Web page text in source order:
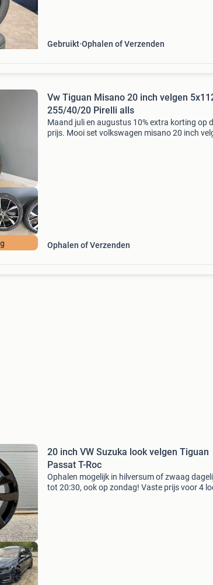
Gebruikt Ophalen of Verzenden
Vw Tiguan Misano 20 inch velgen
255/40/20 Pirelli alls
Maand juli en augustus 10% extra korting op
prijs. Mooi set volkswagen misano 20 inch
Ophalen of Verzenden
20 inch VW Suzuka look velgen Tiguan
Passat T-Roc
Ophalen mogelijk in hilversum of zwaag
tot 20:30, ook op zondag! Vaste prijs voor 4